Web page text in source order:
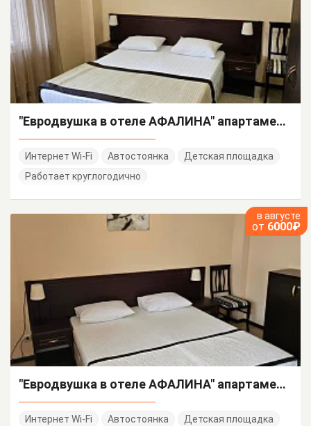
"Евродвушка в отеле АФАЛИНА" апартаменты
Интернет Wi-Fi Автостоянка
Детская площадка
Работает круглогодично
в августе
от 6000₽
"Евродвушка в отеле АФАЛИНА" апартаменты
Интернет Wi-Fi Автостоянка
Детская площадка